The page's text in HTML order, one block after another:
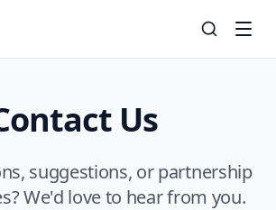
Us
suggestions, or partnership
We'd love to hear from you.